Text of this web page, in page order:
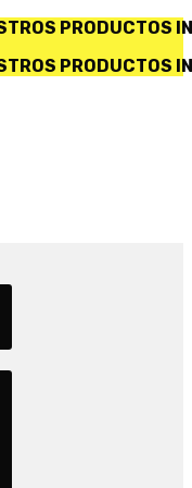
IVA. ✅ SERVICIO
IVA. ✅ SERVICIO